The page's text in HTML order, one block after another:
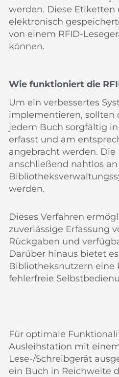
werden. Diese Etiketten
elektronisch
von einem RFID-
können.
Wie funktioniert die
Um ein verbessertes
implementieren, sollten
jedem Buch sorgfältig in
erfasst und am
angebracht werden. Die
anschließend nahtlos an
werden.
Dieses Verfahren
zuverlässige Erfassung
Rückgaben und
Darüber hinaus bietet
Bibliotheksnutzern eine
fehlerfreie
Für optimale
Ausleihstation mit
Lese-/Schreibgerät
ein Buch in Reichweite